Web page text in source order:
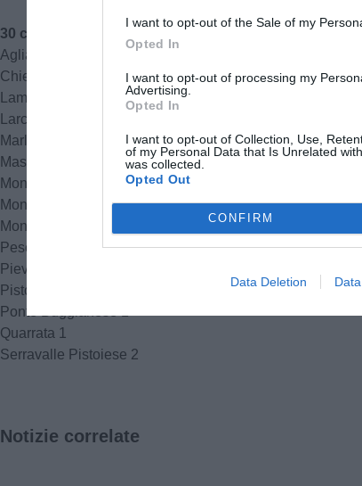
I want to opt-out of the Sale of my
Opted In
I want to opt-out of processing my
Advertising.
Opted In
I want to opt-out of Collection, Use,
of my Personal Data that Is Unrelated
was collected.
Opted Out
CONFIRM
Data Deletion
30 casi in provincia di Pistoia
Agliana 1
Chiesina Uzzanese 1
Lamporecchio 1
Larciano 1
Marliana 1
Massa e Cozzile 1
Monsummano Terme 3
Montale 3
Montecatini Terme 3
Pescia 1
Pieve a Nievole 1
Pistoia 9
Ponte Buggianese 1
Quarrata 1
Serravalle Pistoiese 2
Notizie correlate